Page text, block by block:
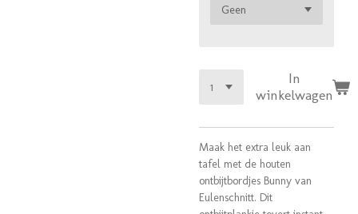
In
winkelwagen
Maak het extra leuk aan
tafel met de houten
ontbijtbordjes Bunny van
Eulenschnitt. Dit